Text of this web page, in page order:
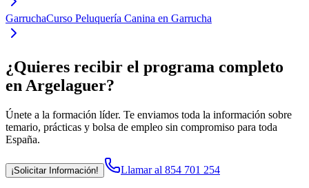
GarruchaCurso Peluquería Canina en Garrucha
¿Quieres recibir el programa completo
en Argelaguer?
Únete a la formación líder. Te enviamos toda la información sobre
temario, prácticas y bolsa de empleo sin compromiso para toda
España.
¡Solicitar Información! Llamar al 854 701 254